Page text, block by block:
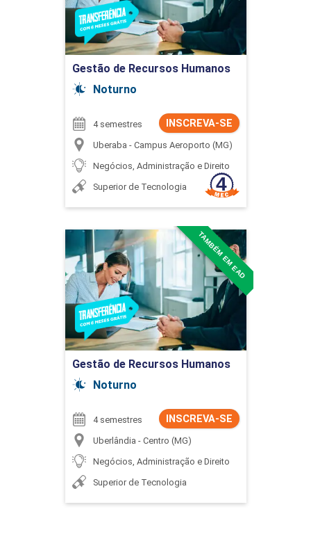
Gestão de Recursos Humanos
Noturno
INSCREVA-SE
4 semestres
Uberaba - Campus Aeroporto (MG)
Negócios, Administração e Direito
Superior de Tecnologia
Ir para Inscrição
Gestão de Recursos Humanos
Noturno
TAMBÉM EM EAD
INSCREVA-SE
4 semestres
Uberlândia - Centro (MG)
Negócios, Administração e Direito
Superior de Tecnologia
Gestão de Recursos
Humanos
Detalhes do curso
Ir para Inscrição